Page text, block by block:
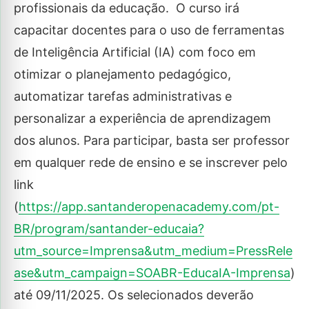
profissionais da educação. O curso irá
capacitar docentes para o uso de ferramentas
de Inteligência Artificial (IA) com foco em
otimizar o planejamento pedagógico,
automatizar tarefas administrativas e
personalizar a experiência de aprendizagem
dos alunos. Para participar, basta ser professor
em qualquer rede de ensino e se inscrever pelo
link
(https://app.santanderopenacademy.com/pt-
BR/program/santander-educaia?
utm_source=Imprensa&utm_medium=PressRele
ase&utm_campaign=SOABR-EducaIA-Imprensa)
até 09/11/2025. Os selecionados deverão